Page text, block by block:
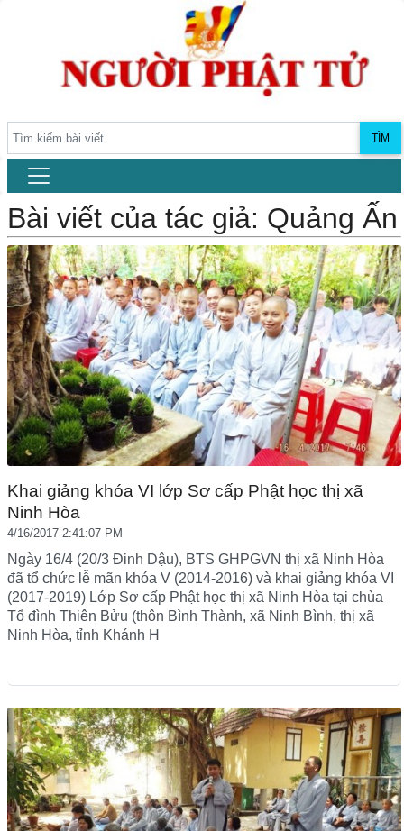
TÌM
Bài viết của tác giả: Quảng Ấn
Khai giảng khóa VI lớp Sơ cấp Phật học thị xã
Ninh Hòa
4/16/2017 2:41:07 PM
Ngày 16/4 (20/3 Đinh Dậu), BTS GHPGVN thị xã Ninh Hòa
đã tổ chức lễ mãn khóa V (2014-2016) và khai giảng khóa VI
(2017-2019) Lớp Sơ cấp Phật học thị xã Ninh Hòa tại chùa
Tổ đình Thiên Bửu (thôn Bình Thành, xã Ninh Bình, thị xã
Ninh Hòa, tỉnh Khánh H